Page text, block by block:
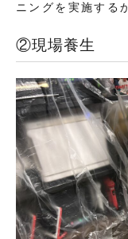
ニングを実施する
②現場養生